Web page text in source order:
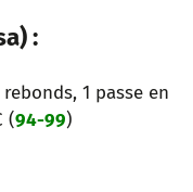
:
1 passe en
(94-99)